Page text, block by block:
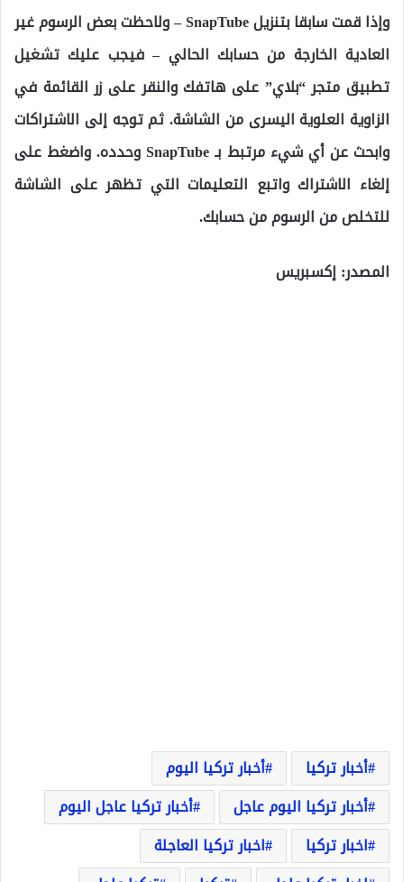
وإذا قمت سابقا بتنزيل SnapTube – ولاحظت بعض الرسوم غير
العادية الخارجة من حسابك الحالي – فيجب عليك تشغيل
تطبيق متجر “بلاي” على هاتفك والنقر على زر القائمة في
الزاوية العلوية اليسرى من الشاشة. ثم توجه إلى الاشتراكات
وابحث عن أي شيء مرتبط بـ SnapTube وحدده. واضغط على
إلغاء الاشتراك واتبع التعليمات التي تظهر على الشاشة
للتخلص من الرسوم من حسابك.
المصدر: إكسبريس
أخبار تركيا
أخبار تركيا اليوم
أخبار تركيا اليوم عاجل
أخبار تركيا عاجل اليوم
اخبار تركيا
اخبار تركيا العاجلة